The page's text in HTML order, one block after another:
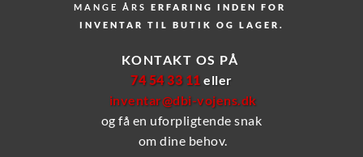
MANGE ÅRS
ERFARING INDEN FOR
INVENTAR TIL BUTIK OG LAGER.
KONTAKT OS PÅ
74 54 33 11 eller
inventar@dbi-vojens.dk
og få en uforpligtende snak
om dine behov.